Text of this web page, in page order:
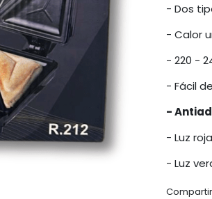
- Dos
- Calor
- 220 -
- Fácil
-
- Luz
- Luz